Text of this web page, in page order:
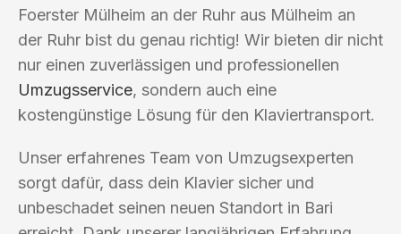
Foerster Mülheim an der Ruhr aus Mülheim an
der Ruhr bist du genau richtig! Wir bieten dir nicht
nur einen zuverlässigen und professionellen
Umzugsservice, sondern auch eine
kostengünstige Lösung für den Klaviertransport.
Unser erfahrenes Team von Umzugsexperten
sorgt dafür, dass dein Klavier sicher und
unbeschadet seinen neuen Standort in Bari